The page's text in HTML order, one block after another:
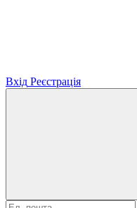
Вхід Реєстрація